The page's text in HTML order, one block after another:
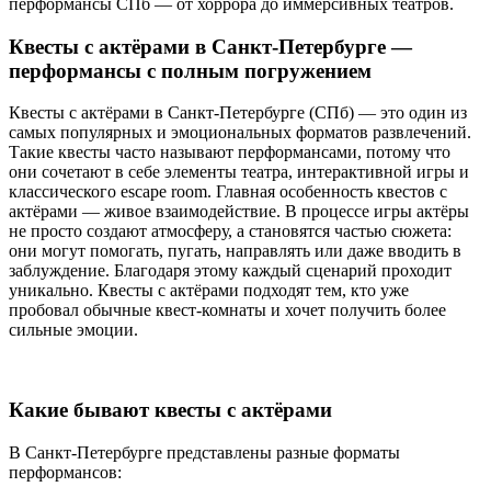
Квесты с актёрами в Санкт-Петербурге —
перформансы с полным погружением
Квесты с актёрами в Санкт-Петербурге (СПб) — это один из
самых популярных и эмоциональных форматов развлечений.
Такие квесты часто называют перформансами, потому что
они сочетают в себе элементы театра, интерактивной игры и
классического escape room. Главная особенность квестов с
актёрами — живое взаимодействие. В процессе игры актёры
не просто создают атмосферу, а становятся частью сюжета:
они могут помогать, пугать, направлять или даже вводить в
заблуждение. Благодаря этому каждый сценарий проходит
уникально. Квесты с актёрами подходят тем, кто уже
пробовал обычные квест-комнаты и хочет получить более
сильные эмоции.
Какие бывают квесты с актёрами
В Санкт-Петербурге представлены разные форматы
перформансов: